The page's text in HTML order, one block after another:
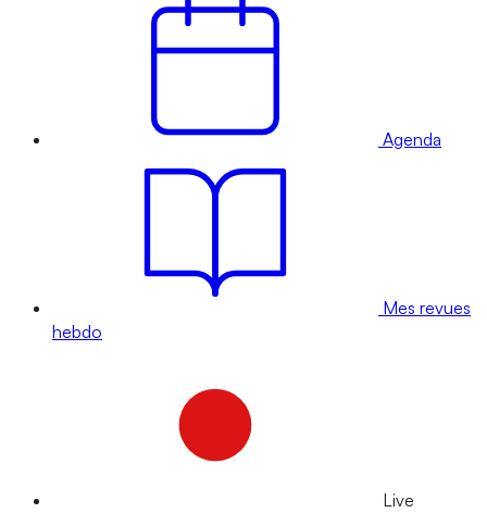
Agenda
Mes revues
hebdo
Live